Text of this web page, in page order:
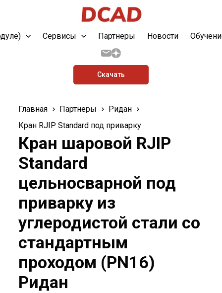
Сервисы Партнеры Новости
Скачать
Главная Партнеры
Ридан
Кран RJIP Standard под приварку
Кран шаровой RJIP
Standard
цельносварной под
приварку из
углеродистой стали со
стандартным
проходом (PN16)
Ридан